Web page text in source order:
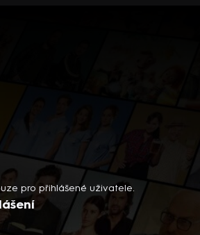
pro přihlášené uživatele.